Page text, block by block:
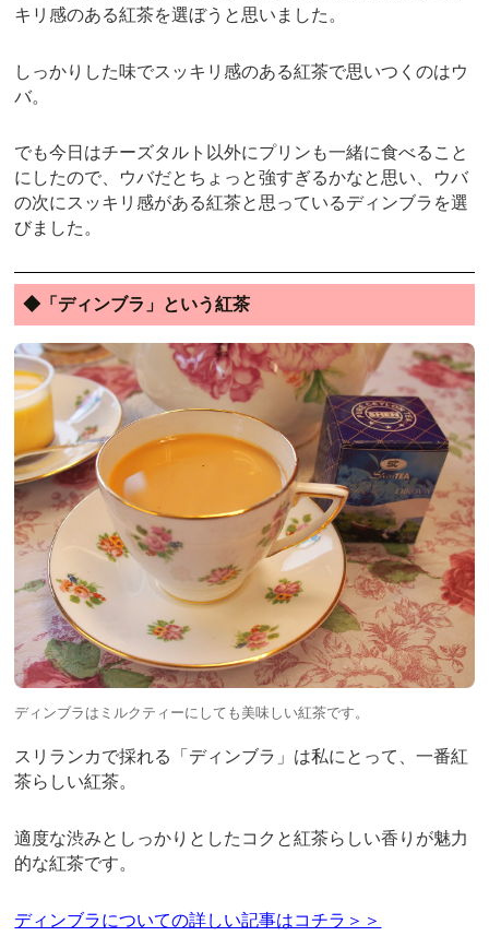
キリ感のある紅茶を選ぼうと思いました。
しっかりした味でスッキリ感のある紅茶で思いつくのはウ
バ。
でも今日はチーズタルト以外にプリンも一緒に食べること
にしたので、ウバだとちょっと強すぎるかなと思い、ウバ
の次にスッキリ感がある紅茶と思っているディンブラを選
びました。
◆「ディンブラ」という紅茶
ディンブラはミルクティーにしても美味しい紅茶です。
スリランカで採れる「ディンブラ」は私にとって、一番紅
茶らしい紅茶。
適度な渋みとしっかりとしたコクと紅茶らしい香りが魅力
的な紅茶です。
ディンブラについての詳しい記事はコチラ＞＞